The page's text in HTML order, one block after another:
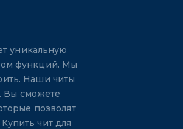
уникальную
функций. Мы
Наши читы
Вы сможете
позволят
чит для